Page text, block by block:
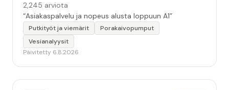
2,245 arviota
“Asiakaspalvelu ja nopeus alusta loppuun A1”
Putkityöt ja viemärit
Porakaivopumput
Vesianalyysit
Päivitetty 6.8.2026